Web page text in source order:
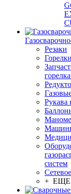
Резаки
Горелки
Рукава
систем
+ ЕЩЕ